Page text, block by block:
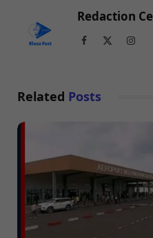
Redaction
Facebook
Related Posts